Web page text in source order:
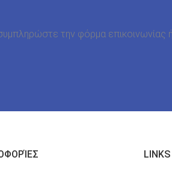
την φόρμα επικοινωνίας
LINKS